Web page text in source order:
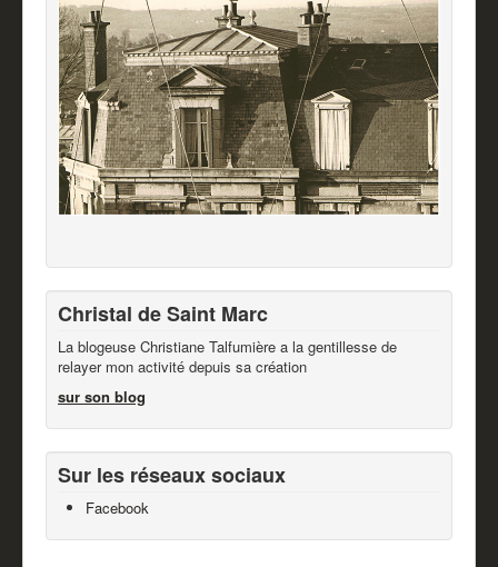
Christal de Saint Marc
La blogeuse Christiane Talfumière a la gentillesse de
relayer mon activité depuis sa création
sur son blog
Sur les réseaux sociaux
Facebook